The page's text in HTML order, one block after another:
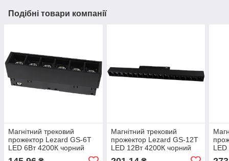
Подібні товари компанії
Магнітний трековий
прожектор Lezard GS-6T
LED 6Вт 4200К чорний
Магнітний трековий
прожектор Lezard GS-12T
LED 12Вт 4200К чорний